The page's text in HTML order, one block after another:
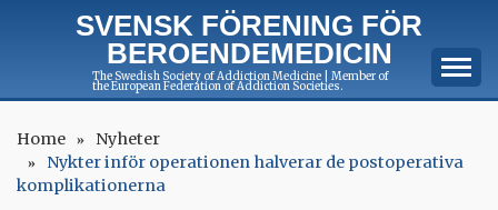
SVENSK FÖRENING FÖR
BEROENDEMEDICIN
The Swedish Society of Addiction Medicine | Member of
the European Federation of Addiction Societies.
Home
Nyheter
Nykter inför operationen halverar de postoperativa
komplikationerna